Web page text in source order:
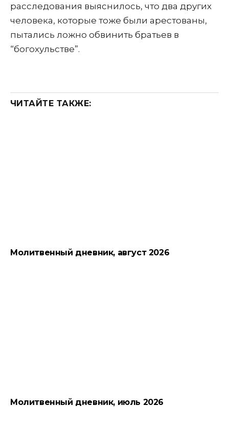
расследования выяснилось, что два других
человека, которые тоже были арестованы,
пытались ложно обвинить братьев в
“богохульстве”.
ЧИТАЙТЕ ТАКЖЕ:
Молитвенный дневник, август 2026
Молитвенный дневник, июль 2026